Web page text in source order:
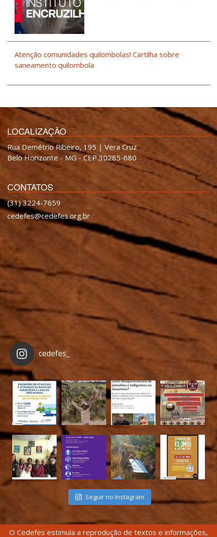
Atenção comunidades quilombolas! Cartilha sobre
saneamento quilombola
LOCALIZAÇÃO
Rua Demétrio Ribeiro, 195 | Vera Cruz
Belo Horizonte - MG - CEP 30285-680
CONTATOS
(31) 3224-7659
cedefes@cedefes.org.br
cedefes_
Seguir no Instagram
O Cedefes estimula a reprodução de textos e informações,